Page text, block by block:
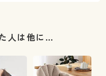
人は他に…